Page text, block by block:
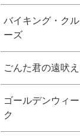
バイキング・クル
ーズ
ごんた君の遠吠え
ゴールデンウィー
ク